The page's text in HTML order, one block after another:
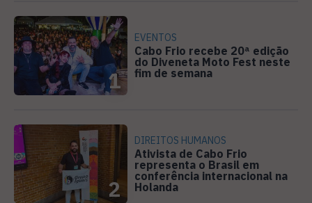
1
EVENTOS
Cabo Frio recebe 20ª edição
do Diveneta Moto Fest neste
fim de semana
2
DIREITOS HUMANOS
Ativista de Cabo Frio
representa o Brasil em
conferência internacional na
Holanda